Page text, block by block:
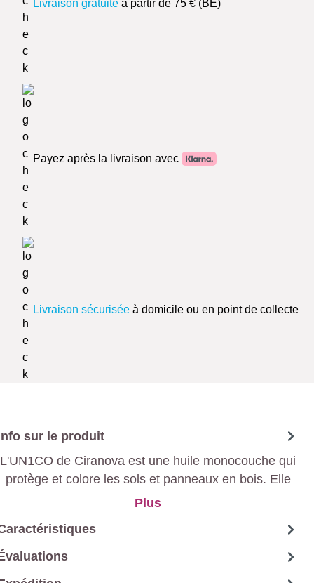
Livraison gratuite à partir de 75 € (BE)
Payez après la livraison avec
Livraison sécurisée à domicile ou en point de collecte
sur le produit
L'UN1CO de Ciranova est une huile monocouche qui
protège et colore les sols et panneaux en bois. Elle
sèche rapidement, respecte l'environnement, est
produits chimiques nocifs.
Plus